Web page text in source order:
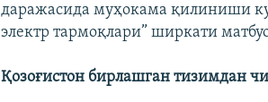
даражасида муҳокама қилиниши
электр тармоқлари” ширкати
Қозоғистон бирлашган тизимдан